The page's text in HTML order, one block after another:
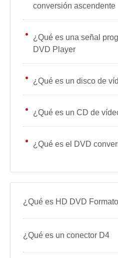
conversión ascendente
¿Qué es una señal
DVD Player
¿Qué es un disco de
¿Qué es un CD de
¿Qué es el DVD
¿Qué es HD DVD Formato
¿Qué es un conector D4